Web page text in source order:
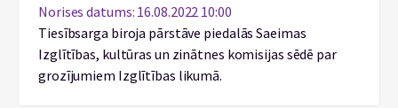
Norises datums: 16.08.2022 10:00
Tiesībsarga biroja pārstāve piedalās Saeimas
Izglītības, kultūras un zinātnes komisijas sēdē par
grozījumiem Izglītības likumā.